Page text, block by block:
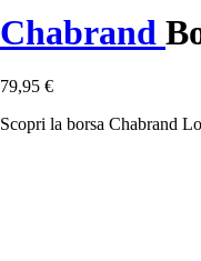
Chabrand
79,95 €
Scopri la borsa Chabrand